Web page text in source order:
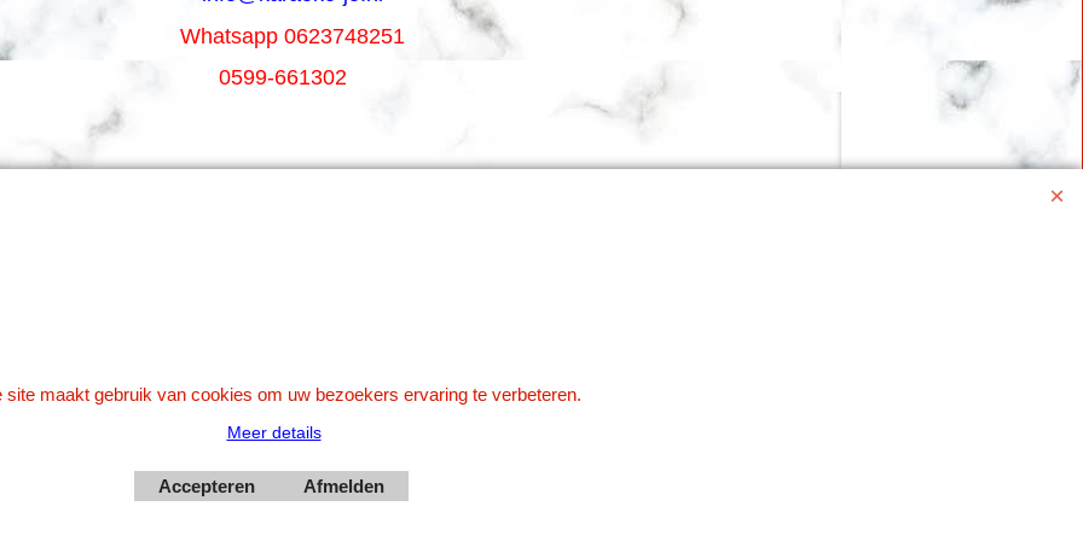
Whatsapp 0623748251
0599-661302
Webwinkel gemaakt met
ShopFactory webwinkel
site maakt gebruik van cookies om uw bezoekers ervaring te verbeteren.
Meer details
Accepteren Afmelden